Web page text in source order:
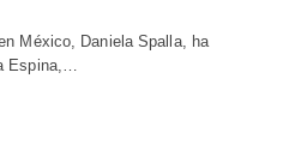
México, Daniela Spalla, ha
Espina,…